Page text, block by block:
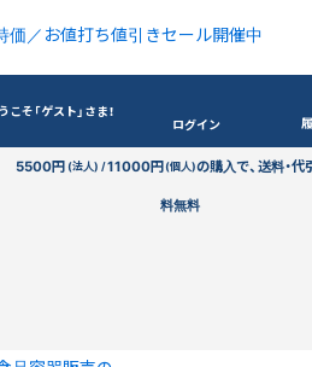
価／お値打ち値引きセール開催中
こそ「ゲスト」さま！
ログイン
5500円(法人) /11000円(個人)の購入で、送料・代
料無料